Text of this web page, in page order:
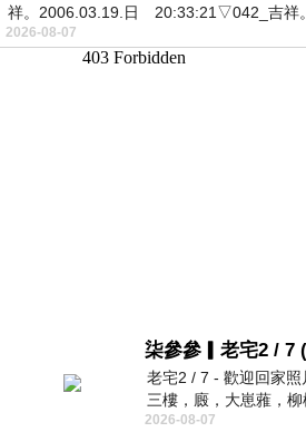
祥。2006.03.19.日 20:33:21▽042_吉祥
2026-08-07
柒參參▎老宅2 / 7
老宅2 / 7 - 歡迎回家照
三樓，廄，大崽蕥，
個人整整齊齊地站在鏡
2026-08-07